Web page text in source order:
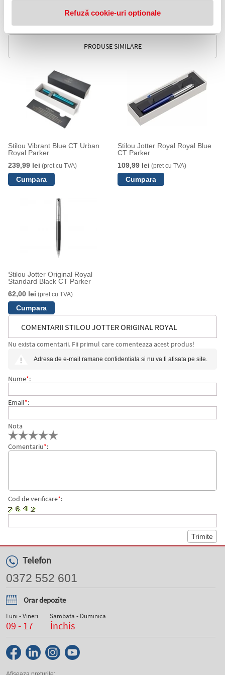
Refuză cookie-uri optionale
- Cutie ambalaj originala
PRODUSE SIMILARE
Stilou Vibrant Blue CT Urban
Royal Parker
239,99 lei (pret cu TVA)
Stilou Jotter Royal Royal Blue
CT Parker
109,99 lei (pret cu TVA)
Stilou Jotter Original Royal
Standard Black CT Parker
62,00 lei (pret cu TVA)
COMENTARII STILOU JOTTER ORIGINAL ROYAL
STANDARD ELECTRIC BLUE CT PARKER
Nu exista comentarii. Fii primul care comenteaza acest produs!
Adresa de e-mail ramane confidentiala si nu va fi afisata pe site.
Nume*:
Email*:
Nota
Comentariu*:
Cod de verificare*:
Telefon
0372 552 601
Orar depozite
Luni - Vineri
09 - 17
Sambata - Duminica
Închis